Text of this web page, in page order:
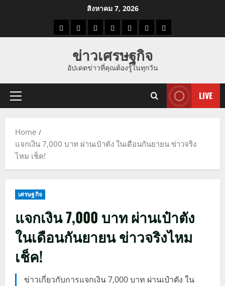
สิงหาคม 7, 2026
ราคาแนว
ราคา
ทอง
ข่าว
นี้
ข่าว
ดูด
ที่
ผู้ชาย
ข่าวเศรษฐกิจ
อัปเดตข่าวที่คุณต้องรู้ในทุกวัน
Primary
LIVE
Home
แจกเงิน 7,000 บาท ผ่านเป๋าตัง ในเดือนกันยายน ข่าวจริง
ไหม เช็ค!
เศรษฐกิจ
แจกเงิน 7,000 บาท ผ่านเป๋าตัง
ในเดือนกันยายน ข่าวจริงไหม
เช็ค!
ข่าวเกี่ยวกับการแจกเงิน 7,000 บาท ผ่านเป๋าตัง ใน